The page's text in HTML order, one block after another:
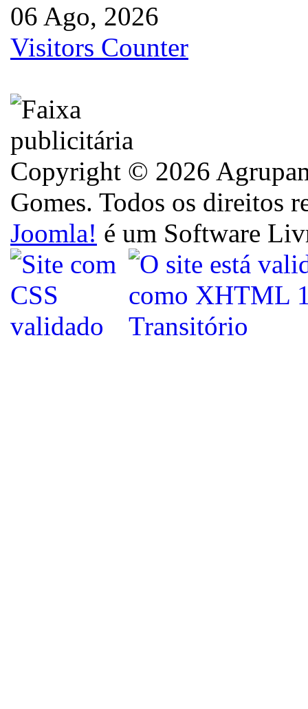
06 Ago, 2026
Visitors Counter
Copyright © 2026
Gomes. Todos os direitos
Joomla! é um Software